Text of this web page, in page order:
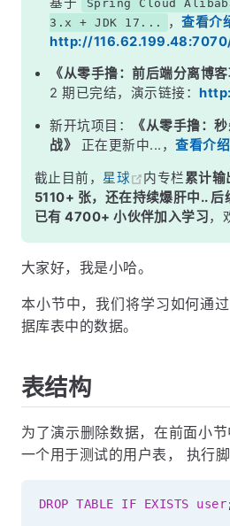
Spring Cloud
3.x + JDK 17...
，查看介
http://
《从零手撸：前后端分离博
2 期已完结，演示链接：
新开坑项目：
《从零手撸：
战》
正在更新中...，查看介绍
截止目前， 星球 内专栏累计
5110+ 张，还在持续爆肝中.. 后
已有 4700+ 小伙伴加入学习，
大家好，我是小哈。
本小节中，我们将学习如何通
据库表中的数据。
表结构
为了演示删除数据，在前面小
一个用于测试的用户表， 执行脚
DROP TABLE IF EXISTS user